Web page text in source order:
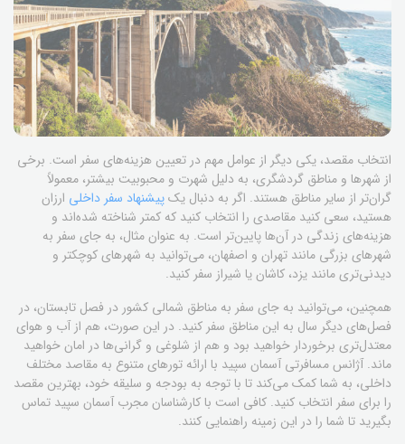
انتخاب مقصد، یکی دیگر از عوامل مهم در تعیین هزینه‌های سفر است. برخی
از شهرها و مناطق گردشگری، به دلیل شهرت و محبوبیت بیشتر، معمولاً
گران‌تر از سایر مناطق هستند. اگر به دنبال یکپیشنهاد سفر داخلی ارزان
هستید، سعی کنید مقاصدی را انتخاب کنید که کمتر شناخته شده‌اند و
هزینه‌های زندگی در آن‌ها پایین‌تر است. به عنوان مثال، به جای سفر به
شهرهای بزرگی مانند تهران و اصفهان، می‌توانید به شهرهای کوچکتر و
دیدنی‌تری مانند یزد، کاشان یا شیراز سفر کنید.
همچنین، می‌توانید به جای سفر به مناطق شمالی کشور در فصل تابستان، در
فصل‌های دیگر سال به این مناطق سفر کنید. در این صورت، هم از آب و هوای
معتدل‌تری برخوردار خواهید بود و هم از شلوغی و گرانی‌ها در امان خواهید
ماند. آژانس مسافرتی آسمان سپید با ارائه تورهای متنوع به مقاصد مختلف
داخلی، به شما کمک می‌کند تا با توجه به بودجه و سلیقه خود، بهترین مقصد
را برای سفر انتخاب کنید. کافی است با کارشناسان مجرب آسمان سپید تماس
بگیرید تا شما را در این زمینه راهنمایی کنند.